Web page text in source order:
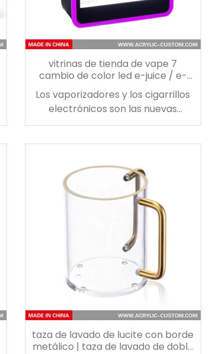
vitrinas de tienda de vape 7
cambio de color led e-juice / e-
cigarrillo pantalla
Los vaporizadores y los cigarrillos
electrónicos son las nuevas
tendencias en estos días, así que
su pantalla de vapor. ¡muestre una
amplia variedad de accesorios
para los cigarrillos electrónicos o
utilice estas pantallas acrílicas
para otras mercancías!
taza de lavado de lucite con borde
metálico | taza de lavado de doble